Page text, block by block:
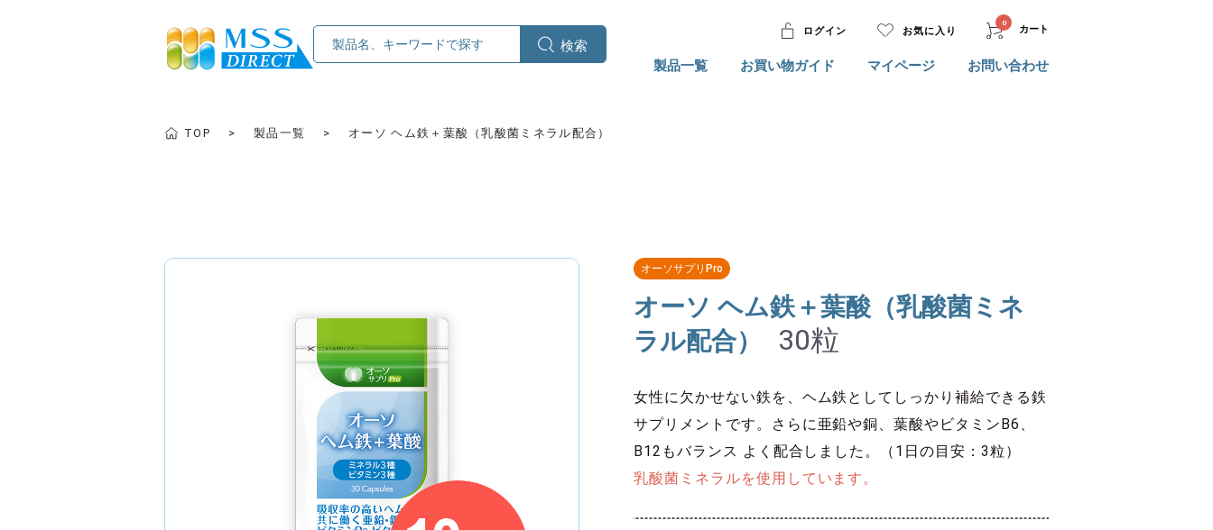
ログイン お気に入り
0
カート
製品一覧 お買い物ガイド マイページ お問い合わせ
TOP 製品一覧 オーソ ヘム鉄＋葉酸（乳酸菌ミネラル配合）
オーソサプリPro
オーソ ヘム鉄＋葉酸（乳酸菌ミネ
ラル配合）
30粒
女性に欠かせない鉄を、ヘム鉄としてしっかり補給できる鉄
サプリメントです。さらに亜鉛や銅、葉酸やビタミンB6、
B12もバランス よく配合しました。（1日の目安：3粒）
乳酸菌ミネラルを使用しています。